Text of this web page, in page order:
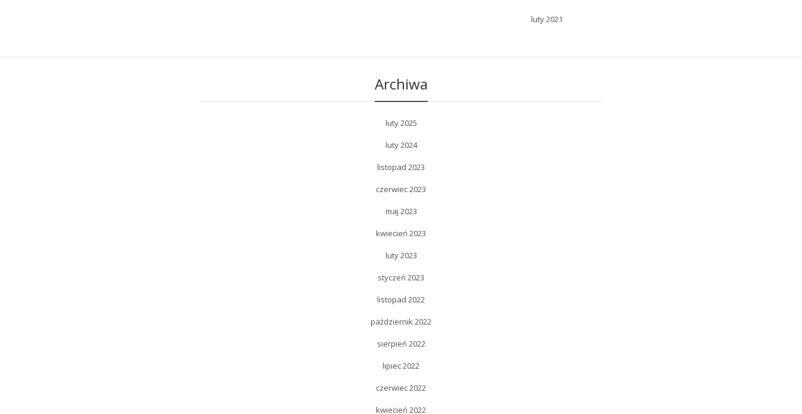
luty 2021
Archiwa
luty 2025
luty 2024
listopad 2023
czerwiec 2023
maj 2023
kwiecień 2023
luty 2023
styczeń 2023
listopad 2022
październik 2022
sierpień 2022
lipiec 2022
czerwiec 2022
kwiecień 2022